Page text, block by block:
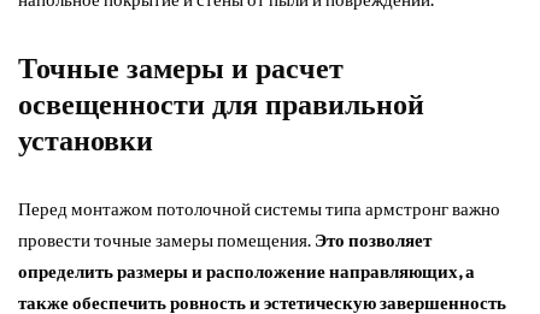
Точные замеры и расчет
освещенности для правильной
установки
Перед монтажом потолочной системы типа армстронг важно
провести точные замеры помещения. Это позволяет
определить размеры и расположение направляющих, а
также обеспечить ровность и эстетическую завершенность